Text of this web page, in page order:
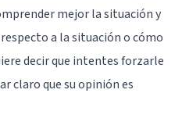
mejor la situación y
a la situación o cómo
decir que intentes forzarle
claro que su opinión es